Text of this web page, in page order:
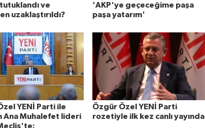
ve
uzaklaştırıldı?
'AKP'ye geçeceğime paşa
paşa yatarım'
YENİ Parti ile
Ana Muhalefet lideri
Özgür Özel YENİ Parti
rozetiyle ilk kez canlı yayında